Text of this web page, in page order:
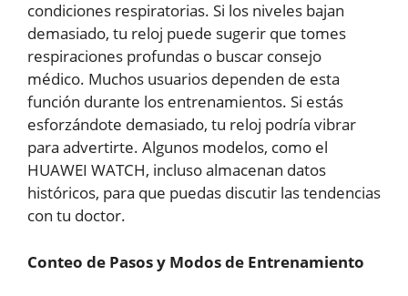
condiciones respiratorias. Si los niveles bajan
demasiado, tu reloj puede sugerir que tomes
respiraciones profundas o buscar consejo
médico. Muchos usuarios dependen de esta
función durante los entrenamientos. Si estás
esforzándote demasiado, tu reloj podría vibrar
para advertirte. Algunos modelos, como el
HUAWEI WATCH, incluso almacenan datos
históricos, para que puedas discutir las tendencias
con tu doctor.
Conteo de Pasos y Modos de Entrenamiento